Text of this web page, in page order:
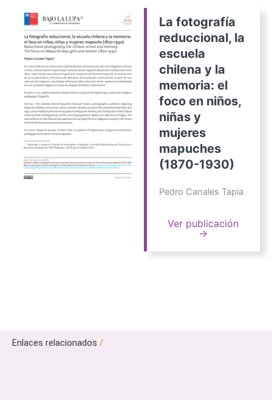
La fotografía
reduccional, la
escuela
chilena y la
memoria: el
foco en niños,
niñas y
mujeres
mapuches
(1870-1930)
Pedro Canales Tapia
Ver publicación
→
Enlaces relacionados /